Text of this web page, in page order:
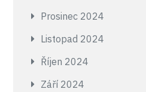
Prosinec 2024
Listopad 2024
Říjen 2024
Září 2024